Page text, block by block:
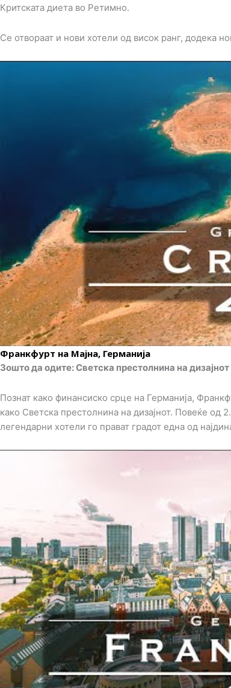
Критската диета во Ретимно.
Се отвораат и нови хотели од висок ранг, додека
Франкфурт на Мајна, Германија
Зошто да одите: Светска престолнина на
Познат како финансиско срце на Германија,
како Светска престолнина на дизајнот. Повеќе од
легендарни хотели го прават градот една од